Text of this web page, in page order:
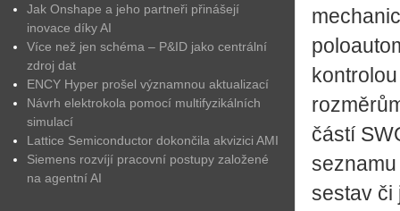
Jak Onshape a jeho partneři přinášejí
inovace díky AI
Více než jen schéma – P&ID jako centrální
zdroj dat
ENCY Hyper prošel významnou aktualizací
Návrh elektrokola pomocí multifyzikálních
simulací
Lattice Semiconductor dokončila akvizici AMI
Siemens rozvíjí pracovní postupy založené
na agentní AI
částí
sestav či